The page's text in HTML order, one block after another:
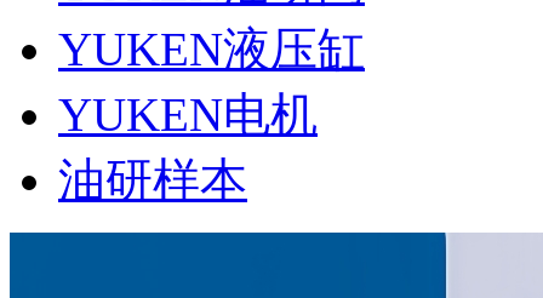
YUKEN液压缸
YUKEN电机
油研样本